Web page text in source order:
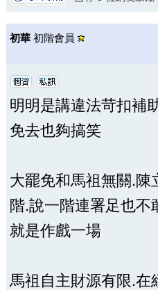
初華初階會員
明明是講違法苛扣補
免去也夠搞笑
大罷免和馬祖無關.
階.說一階連署足也不
就是作戲一場
馬祖自主財源有限.